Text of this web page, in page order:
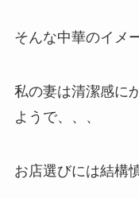
そんな中華のイメ
私の妻は清潔感に
ようで、、、
お店選びには結構